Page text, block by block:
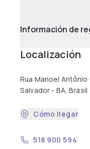
Información de
Localización
Rua Manoel Antônio
Salvador - BA, Brasil
Cómo llegar
518 900 594